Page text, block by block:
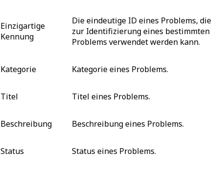
Einzigartige
Kennung
Die eindeutige ID eines Problems, die
zur Identifizierung eines bestimmten
Problems verwendet werden kann.
Kategorie Kategorie eines Problems.
Titel Titel eines Problems.
Beschreibung Beschreibung eines Problems.
Status Status eines Problems.